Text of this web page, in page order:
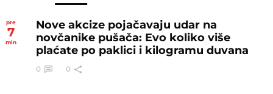
pre
7
min
Nove akcize pojačavaju udar na
novčanike pušača: Evo koliko više
plaćate po paklici i kilogramu duvana
0 0